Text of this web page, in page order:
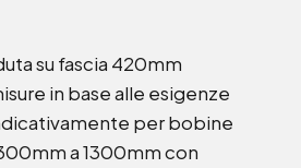
su fascia 420mm
in base alle esigenze
per bobine
a 1300mm con